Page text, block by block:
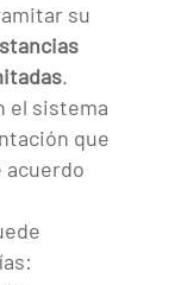
su
.
el sistema
que
acuerdo